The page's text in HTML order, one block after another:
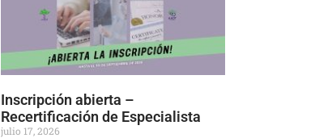
Inscripción abierta –
Recertificación de Especialista
julio 17, 2026